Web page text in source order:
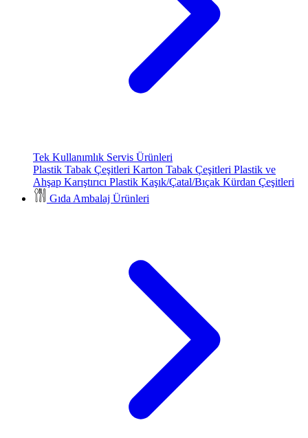
Tek Kullanımlık Servis Ürünleri
Plastik Tabak Çeşitleri Karton Tabak Çeşitleri Plastik ve
Ahşap Karıştırıcı Plastik Kaşık/Çatal/Bıçak Kürdan Çeşitleri
Gıda Ambalaj Ürünleri